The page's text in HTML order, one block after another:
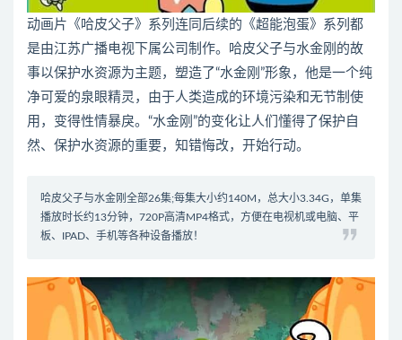
动画片《哈皮父子》系列连同后续的《超能泡蛋》系列都
是由江苏广播电视下属公司制作。哈皮父子与水金刚的故
事以保护水资源为主题，塑造了“水金刚”形象，他是一个纯
净可爱的泉眼精灵，由于人类造成的环境污染和无节制使
用，变得性情暴戾。“水金刚”的变化让人们懂得了保护自
然、保护水资源的重要，知错悔改，开始行动。
哈皮父子与水金刚全部26集;每集大小约140M，总大小3.34G，单集
播放时长约13分钟，720P高清MP4格式，方便在电视机或电脑、平
板、IPAD、手机等各种设备播放！